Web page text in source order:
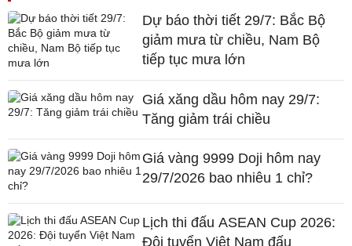
Dự báo thời tiết 29/7: Bắc Bộ
giảm mưa từ chiều, Nam Bộ
tiếp tục mưa lớn
Giá xăng dầu hôm nay 29/7:
Tăng giảm trái chiều
Giá vàng 9999 Doji hôm nay
29/7/2026 bao nhiêu 1 chỉ?
Lịch thi đấu ASEAN Cup 2026:
Đội tuyển Việt Nam đấu